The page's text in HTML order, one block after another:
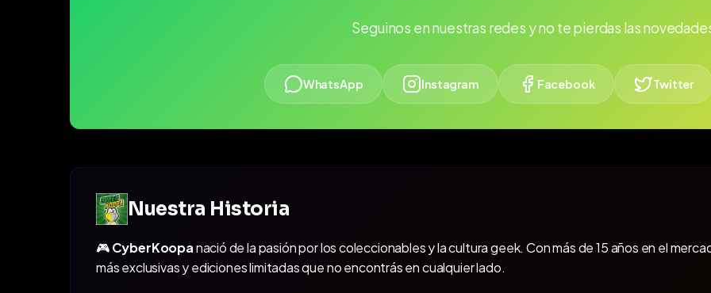
Seguinos en nuestras redes y no te pierdas las
WhatsApp Instagram Facebook Twitter
Nuestra Historia
🎮CyberKoopanació de la pasión por los coleccionables y la cultura geek. Con más de 15 años en el
más exclusivas y ediciones limitadas que no encontrás en cualquier lado.